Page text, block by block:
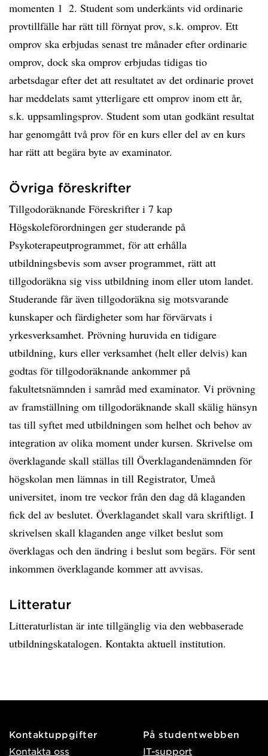
momenten 1  2. Student som underkänts vid ordinarie
provtillfälle har rätt till förnyat prov, s.k. omprov. Ett
omprov ska erbjudas senast tre månader efter ordinarie
omprov, dock ska omprov erbjudas tidigas tio
arbetsdagar efter det att resultatet av det ordinarie provet
har meddelats samt ytterligare ett omprov inom ett år,
s.k. uppsamlingsprov. Student som utan godkänt resultat
har genomgått två prov för en kurs eller del av en kurs
har rätt att begära byte av examinator.
Övriga föreskrifter
Tillgodoräknande Föreskrifter i 7 kap
Högskoleförordningen ger studerande på
Psykoterapeutprogrammet, för att erhålla
utbildningsbevis som avser programmet, rätt att
tillgodoräkna sig viss utbildning inom eller utom landet.
Studerande får även tillgodoräkna sig motsvarande
kunskaper och färdigheter som har förvärvats i
yrkesverksamhet. Prövning huruvida en tidigare
utbildning, kurs eller verksamhet (helt eller delvis) kan
godtas för tillgodoräknande ankommer på
fakultetsnämnden i samråd med examinator. Vi prövning
av framställning om tillgodoräknande skall skälig hänsyn
tas till syftet med utbildningen som helhet och behov av
integration av olika moment under kursen. Skrivelse om
överklagande skall ställas till Överklagandenämnden för
högskolan men lämnas in till Registrator, Umeå
universitet, inom tre veckor från den dag då klaganden
fick del av beslutet. Överklagandet skall vara skriftligt. I
skrivelsen skall klaganden ange vilket beslut som
överklagas och den ändring i beslut som begärs. För sent
inkommen överklagande kommer att avvisas.
Litteratur
Litteraturlistan är inte tillgänglig via den webbaserade
utbildningskatalogen. Kontakta aktuell institution.
Kontaktuppgifter
Kontakta oss
På studentwebben
IT-support